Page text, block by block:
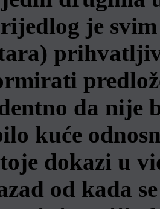
je
da nije
kuće
dokazi u
od kada